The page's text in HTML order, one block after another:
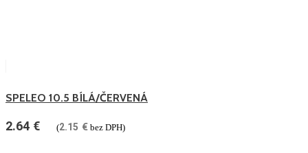
SPELEO 10.5 BÍLÁ/ČERVENÁ
2.64 € (2.15 € bez DPH)